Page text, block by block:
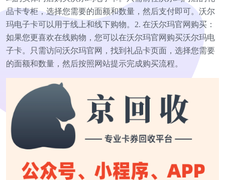
品卡专柜，选择您需要的面额和数量，然后支付即可。沃尔
玛电子卡可以用于线上和线下购物。2. 在沃尔玛官网购买：
如果您更喜欢在线购物，您可以在沃尔玛官网购买沃尔玛电
子卡。只需访问沃尔玛官网，找到礼品卡页面，选择您需要
的面额和数量，然后按照网站提示完成购买流程。